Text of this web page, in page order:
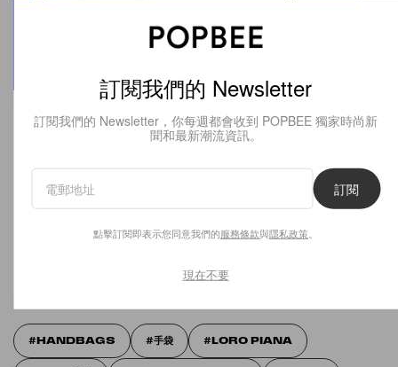
Neverfull 還不夠裝？Louis Vuitton 推出
「Nevereverfull」，超大容量、滿版口袋！
訂閱我們的 Newsletter
訂閱我們的 Newsletter，你每週都會收到 POPBEE 獨家時尚新
聞和最新潮流資訊。
服務條款與隱私政策
HANDBAGS 手袋 LORO PIANA
訂閱我們的 Newsletter
訂閱我們的 Newsletter，你每週都會收到 POPBEE 獨家時尚新
聞和最新潮流資訊。
訂閱
點擊訂閱即表示您同意我們的服務條款與隱私政策
現在不要